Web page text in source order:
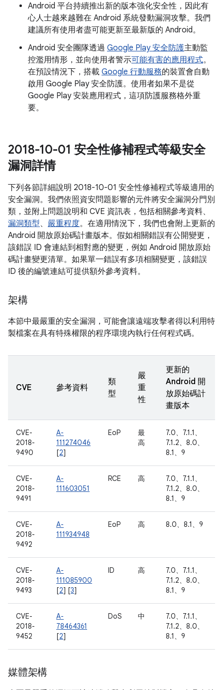
Android 平台持續推出新的版本強化安全性，因此有
心人士越來越難在 Android 系統發動漏洞攻擊。我們
建議所有使用者盡可能更新至最新版的 Android。
Android 安全團隊透過 Google Play 安全防護主動監
控濫用情形，並向使用者警示可能有害的應用程式。
在預設情況下，搭載 Google 行動服務的裝置會自動
啟用 Google Play 安全防護。使用者如果不是從
Google Play 安裝應用程式，這項防護服務格外重
要。
2018-10-01 安全性修補程式等級安全
漏洞詳情
下列各節詳細說明 2018-10-01 安全性修補程式等級適用的
安全漏洞。我們依照資安問題影響的元件將安全漏洞分門別
類，並附上問題說明和 CVE 資訊表，包括相關參考資料、
漏洞類型、 嚴重程度。在適用情況下，我們也會附上更新的
Android 開放原始碼計畫版本。假如相關錯誤有公開變更，
該錯誤 ID 會連結到相對應的變更，例如 Android 開放原始
碼計畫變更清單。如果單一錯誤有多項相關變更，該錯誤
ID 後的編號連結可提供額外參考資料。
架構
本節中最嚴重的安全漏洞，可能會讓遠端攻擊者得以利用特
製檔案在具有特殊權限的程序環境內執行任何程式碼。
CVE 參考資料
類
型
嚴
重
性
更新的
Android 開
放原始碼計
畫版本
CVE-
2018-
9490
A-
111274046
[2]
EoP
最
高
7.0、7.1.1、
7.1.2、8.0、
8.1、9
CVE-
2018-
9491
A-
111603051
RCE 高
7.0、7.1.1、
7.1.2、8.0、
8.1、9
CVE-
2018-
9492
A-
111934948
EoP 高 8.0、8.1、9
CVE-
2018-
9493
A-
111085900
[2] [3]
ID 高
7.0、7.1.1、
7.1.2、8.0、
8.1、9
CVE-
2018-
9452
A-
78464361
[2]
DoS 中
7.0、7.1.1、
7.1.2、8.0、
8.1、9
媒體架構